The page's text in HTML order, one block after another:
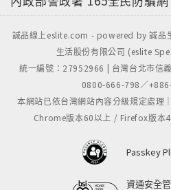
誠品線上eslite.com - powered by 誠品
生活股份有限公司 (eslite
統一編號：27952966 | 台灣台北市信
0800-666-798／
本網站已依台灣網站內容分級規定處理
Chrome版本60以上 / Firefox版本
Passkey
資通安全